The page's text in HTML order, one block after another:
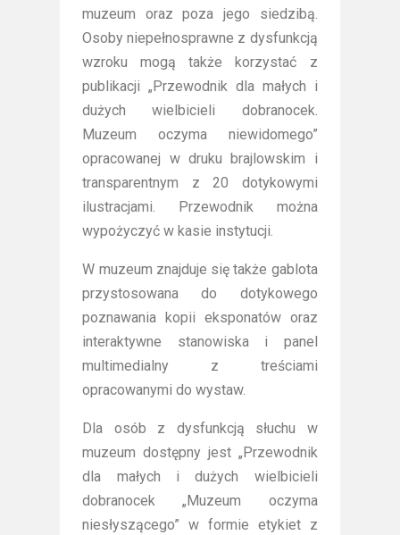
muzeum oraz poza jego siedzibą.
Osoby niepełnosprawne z dysfunkcją
wzroku mogą także korzystać z
publikacji „Przewodnik dla małych i
dużych wielbicieli dobranocek.
Muzeum oczyma niewidomego”
opracowanej w druku brajlowskim i
transparentnym z 20 dotykowymi
ilustracjami. Przewodnik można
wypożyczyć w kasie instytucji.
W muzeum znajduje się także gablota
przystosowana do dotykowego
poznawania kopii eksponatów oraz
interaktywne stanowiska i panel
multimedialny z treściami
opracowanymi do wystaw.
Dla osób z dysfunkcją słuchu w
muzeum dostępny jest „Przewodnik
dla małych i dużych wielbicieli
dobranocek „Muzeum oczyma
niesłyszącego” w formie etykiet z